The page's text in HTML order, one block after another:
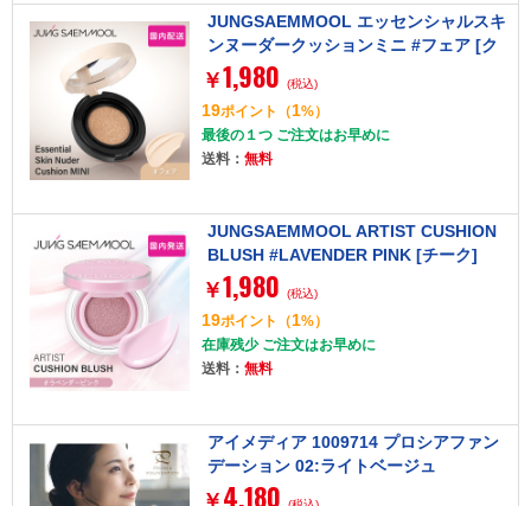
JUNGSAEMMOOL エッセンシャルスキ
ンヌーダークッションミニ #フェア [ク
ッションファンデーション]
￥1,980 (税込)
19ポイント （1%）
最後の１つ ご注文はお早めに
送料： 無料
JUNGSAEMMOOL ARTIST CUSHION
BLUSH #LAVENDER PINK [チーク]
￥1,980 (税込)
19ポイント （1%）
在庫残少 ご注文はお早めに
送料： 無料
アイメディア 1009714 プロシアファン
デーション 02:ライトベージュ
￥ 4,180